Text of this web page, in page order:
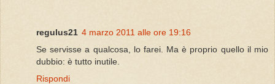
regulus21 4 marzo 2011 alle ore 19:16
Se servisse a qualcosa, lo farei. Ma è proprio quello il mio
dubbio: è tutto inutile.
Rispondi